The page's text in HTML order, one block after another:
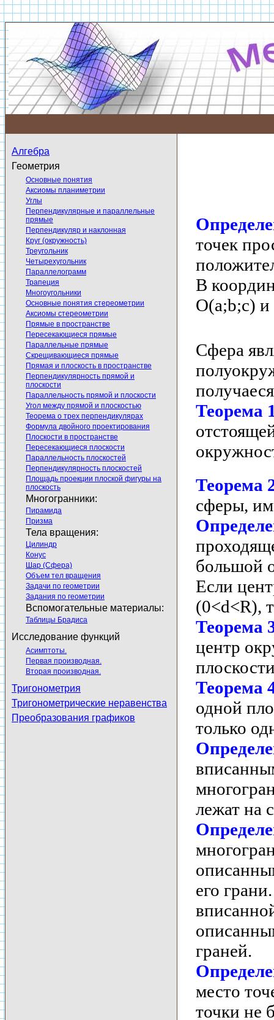
Алгебра
Геометрия
Основные понятия
Аксиомы планиметрии
Углы
Перпендикулярные и параллельные
прямые
Перпендикуляр и наклонная
Круг (окружность)
Треугольник
Четырехугольник
Параллелограмм
Трапеция
Многоугольники
Основные понятия стереометрии
Аксиомы стереометрии
Прямые в пространстве
Пересекающиеся прямые
Параллельные прямые
Скрещивающиеся прямые
Прямая и плоскость в пространстве
Перпендикулярность прямой и
плоскости
Параллельность прямой и плоскости
Угол между прямой и плоскостью
Теорема о трех перпендикулярах
Формула двойного проектирования
Плоскости в пространстве
Пересекающиеся плоскости
Параллельность плоскостей
Перпендикулярность плоскостей
Площадь проекции плоской фигуры на
плоскость
Многогранники:
Пирамида
Призма
Тела вращения:
Цилиндр
Конус
Шар (Сфера)
Объем тел вращения
Задачи по геометрии
Задания по геометрии
Вспомогательные материалы:
Таблицы Брадиса
Исследование функций
Асимптоты.
Первая производная.
Вторая производная.
Тригонометрия
Тригонометрические неравенства
Преобразования графиков
точек
В
O(a;b;c) и
Сфера
Теорема
Теорема
сферы,
большой
Если
(0<d<R),
Теорема
центр
Теорема
одной
только
лежат на
его
граней.
место
точки не